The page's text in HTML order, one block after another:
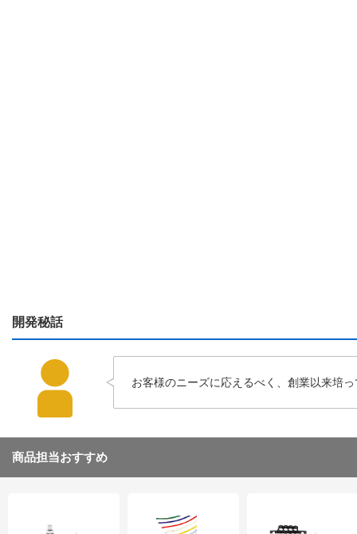
開発秘話
お客様のニーズに応えるべく、創業以来培
商品担当おすすめ